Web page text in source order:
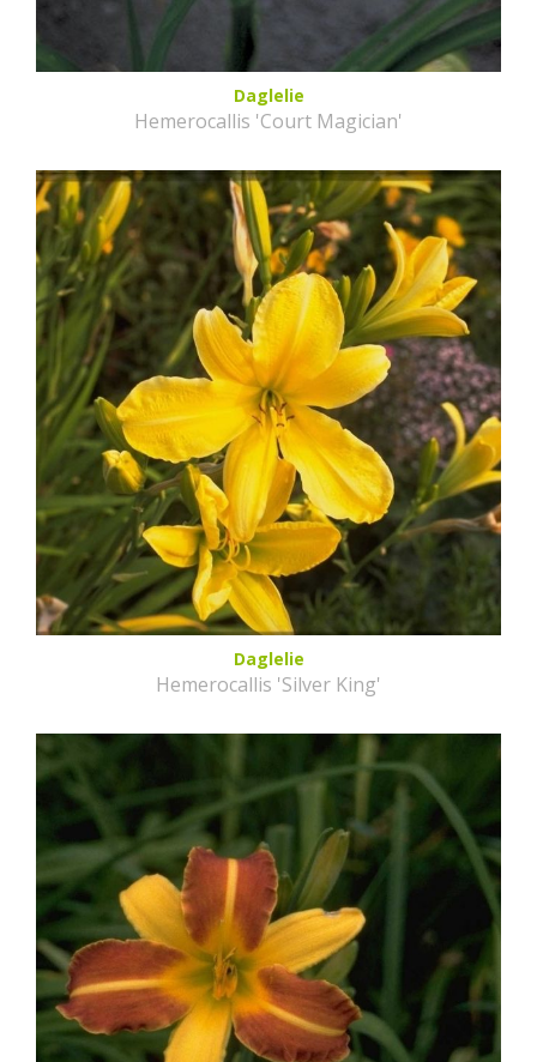
Daglelie
Hemerocallis 'Court Magician'
Daglelie
Hemerocallis 'Silver King'